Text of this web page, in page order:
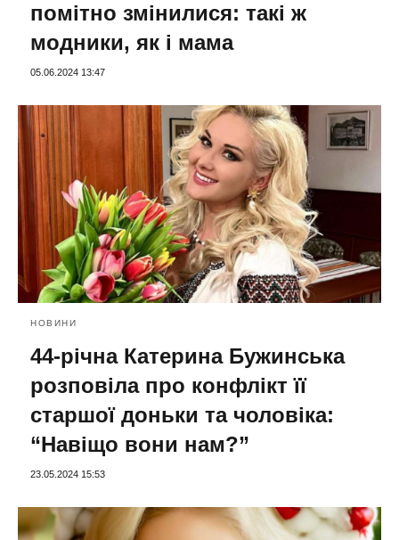
помітно змінилися: такі ж
модники, як і мама
05.06.2024 13:47
НОВИНИ
44-річна Катерина Бужинська
розповіла про конфлікт її
старшої доньки та чоловіка:
“Навіщо вони нам?”
23.05.2024 15:53